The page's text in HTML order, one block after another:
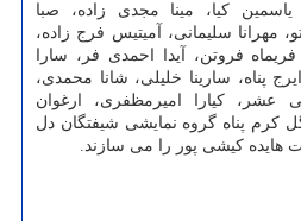
یاسمین کیا، مینا مجدی زاده، صبا
مهرانا سلیمانی، آمیتیس فرج زاده،
فروتن، آیدا احمدی فر، سارا
پناه، سارینا خلیلی، شانا محمدی،
عشر، کیارا امیرمظفری، ارغوان
کرم پناه گروه نمایشی شیفتگان دل
هایده کیشی پور را می سازند.